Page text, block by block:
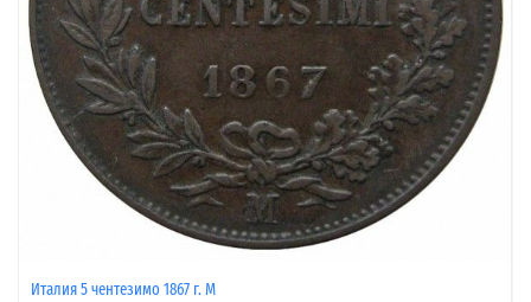
Италия 5 чентезимо 1867 г. M